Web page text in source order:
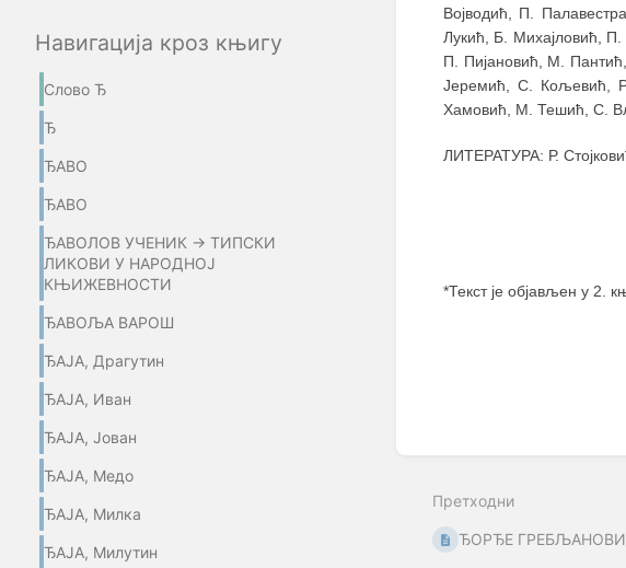
Навигација кроз књигу
Слово Ђ
Ђ
ЂАВО
ЂАВО
ЂАВОЛОВ УЧЕНИК → ТИПСКИ
ЛИКОВИ У НАРОДНОЈ
КЊИЖЕВНОСТИ
ЂАВОЉА ВАРОШ
ЂАЈА, Драгутин
ЂАЈА, Иван
ЂАЈА, Јован
ЂАЈА, Медо
ЂАЈА, Милка
ЂАЈА, Милутин
Војводић, П.
Лукић, Б. Михајловић,
П. Пијановић, М.
Јеремић, С. Кољевић,
Хамовић, М. Тешић, С.
ЛИТЕРАТУРА: Р.
*Текст је објављен у 2.
Претходни
ЂОРЂЕ